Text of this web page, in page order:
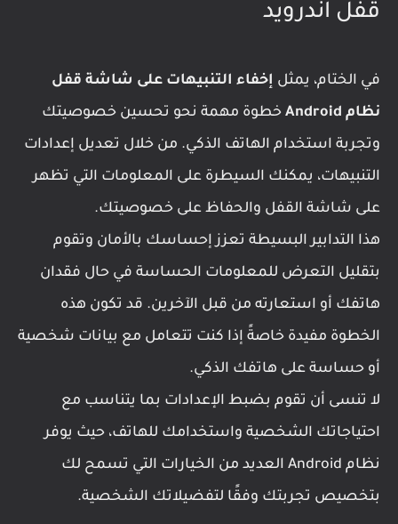
قفل اندرويد
في الختام، يمثل إخفاء التنبيهات على شاشة قفل
نظام Android
خطوة مهمة نحو تحسين خصوصيتك
وتجربة استخدام الهاتف الذكي. من خلال تعديل إعدادات
التنبيهات، يمكنك السيطرة على المعلومات التي تظهر
على شاشة القفل والحفاظ على خصوصيتك.
هذا التدابير البسيطة تعزز إحساسك بالأمان وتقوم
بتقليل التعرض للمعلومات الحساسة في حال فقدان
هاتفك أو استعارته من قبل الآخرين. قد تكون هذه
الخطوة مفيدة خاصةً إذا كنت تتعامل مع بيانات شخصية
أو حساسة على هاتفك الذكي.
لا تنسى أن تقوم بضبط الإعدادات بما يتناسب مع
احتياجاتك الشخصية واستخدامك للهاتف، حيث يوفر
نظام Android العديد من الخيارات التي تسمح لك
بتخصيص تجربتك وفقًا لتفضيلاتك الشخصية.